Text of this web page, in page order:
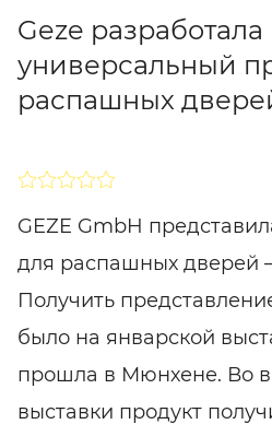
Geze разработала
универсальный
распашных
GEZE GmbH
для распашных дверей
Получить
было на январской
прошла в Мюнхене. Во
выставки продукт